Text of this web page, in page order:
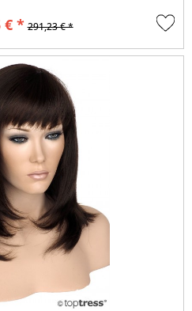
€ * 291,23 € *